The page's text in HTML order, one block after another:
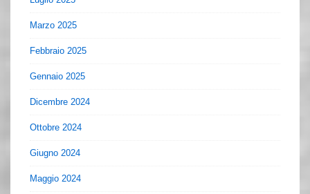
Marzo 2025
Febbraio 2025
Gennaio 2025
Dicembre 2024
Ottobre 2024
Giugno 2024
Maggio 2024